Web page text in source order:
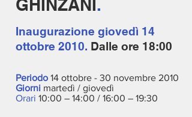
GHINZANI.
Inaugurazione giovedì 14
ottobre 2010. Dalle ore 18:00
Periodo 14 ottobre - 30 novembre 2010
Giorni martedì / giovedì
Orari 10:00 – 14:00 / 16:00 – 19:30